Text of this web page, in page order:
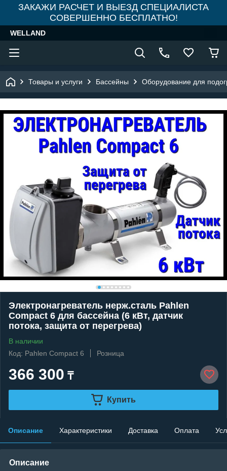
ЗАКАЖИ РАСЧЕТ И ВЫЕЗД СПЕЦИАЛИСТА
СОВЕРШЕННО БЕСПЛАТНО!
WELLAND
Товары и услуги Бассейны Оборудование для
Электронагреватель нерж.сталь Pahlen
Compact 6 для бассейна (6 кВт, датчик
потока, защита от перегрева)
В наличии
Код: Pahlen Compact 6
Розница
366 300 ₸
Купить
Описание Характеристики Доставка Оплата
Описание